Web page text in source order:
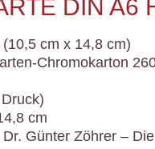
DIN A6
cm x 14,8 cm)
Chromokarton
cm
Günter Zöhrer –